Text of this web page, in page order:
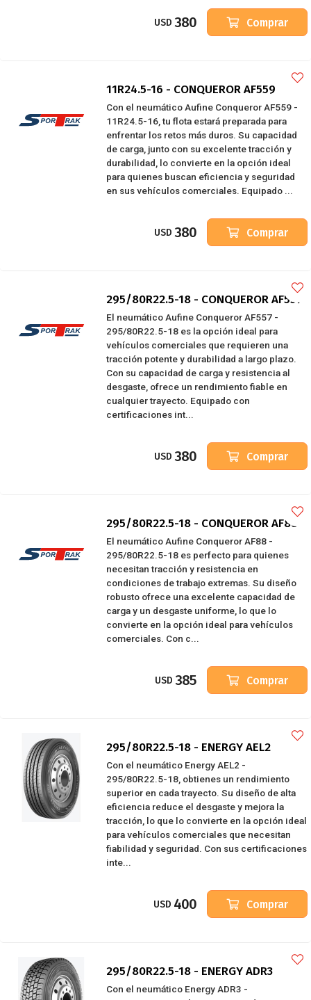
USD 380 Comprar
11R24.5-16 - CONQUEROR AF559
Con el neumático Aufine Conqueror AF559 -
11R24.5-16, tu flota estará preparada para
enfrentar los retos más duros. Su capacidad
de carga, junto con su excelente tracción y
durabilidad, lo convierte en la opción ideal
para quienes buscan eficiencia y seguridad
en sus vehículos comerciales. Equipado ...
USD 380 Comprar
295/80R22.5-18 - CONQUEROR AF557
El neumático Aufine Conqueror AF557 -
295/80R22.5-18 es la opción ideal para
vehículos comerciales que requieren una
tracción potente y durabilidad a largo plazo.
Con su capacidad de carga y resistencia al
desgaste, ofrece un rendimiento fiable en
cualquier trayecto. Equipado con
certificaciones int...
USD 380 Comprar
295/80R22.5-18 - CONQUEROR AF88
El neumático Aufine Conqueror AF88 -
295/80R22.5-18 es perfecto para quienes
necesitan tracción y resistencia en
condiciones de trabajo extremas. Su diseño
robusto ofrece una excelente capacidad de
carga y un desgaste uniforme, lo que lo
convierte en la opción ideal para vehículos
comerciales. Con c...
USD 385 Comprar
295/80R22.5-18 - ENERGY AEL2
Con el neumático Energy AEL2 -
295/80R22.5-18, obtienes un rendimiento
superior en cada trayecto. Su diseño de alta
eficiencia reduce el desgaste y mejora la
tracción, lo que lo convierte en la opción ideal
para vehículos comerciales que necesitan
fiabilidad y seguridad. Con sus certificaciones
inte...
USD 400 Comprar
295/80R22.5-18 - ENERGY ADR3
Con el neumático Energy ADR3 -